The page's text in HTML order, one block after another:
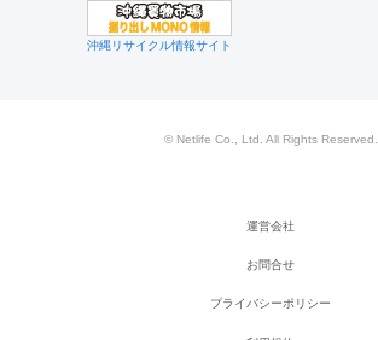
沖縄リサイクル情報サイト
© Netlife Co., Ltd. All Rights Reserved.
運営会社
お問合せ
プライバシーポリシー